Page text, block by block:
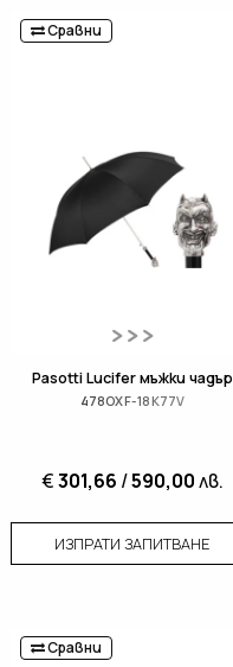
Сравни
Pasotti Lucifer мъжки чадър
478OXF-18K77V
€301,66 /590,00лв.
ИЗПРАТИ ЗАПИТВАНЕ
Сравни